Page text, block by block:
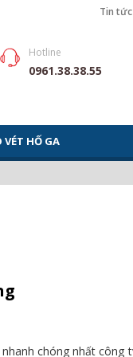
Tin tức
Hotline
0961.38.38.55
VÉT HỐ GA
chóng nhất công